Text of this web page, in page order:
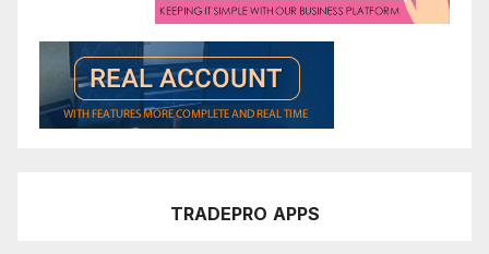
TRADEPRO APPS